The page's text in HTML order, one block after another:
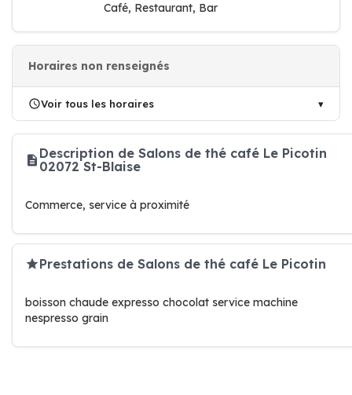
Café, Restaurant, Bar
Horaires non renseignés
Voir tous les horaires
Description de Salons de thé café Le Picotin
02072 St-Blaise
Commerce, service à proximité
Prestations de Salons de thé café Le Picotin
boisson chaude expresso chocolat service machine
nespresso grain